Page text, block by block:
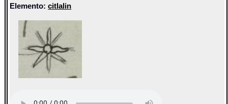
Elemento:citlalin